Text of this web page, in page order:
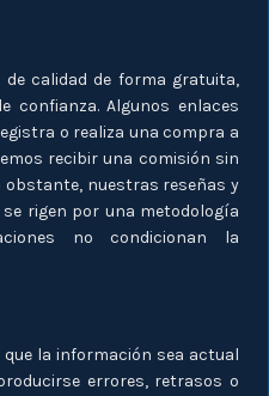
calidad de forma gratuita,
confianza. Algunos enlaces
o realiza una compra a
recibir una comisión sin
obstante, nuestras reseñas y
rigen por una metodología
no condicionan la
la información sea actual
errores, retrasos o